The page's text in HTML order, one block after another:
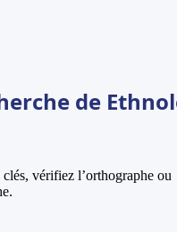
de
vérifiez l’orthographe ou